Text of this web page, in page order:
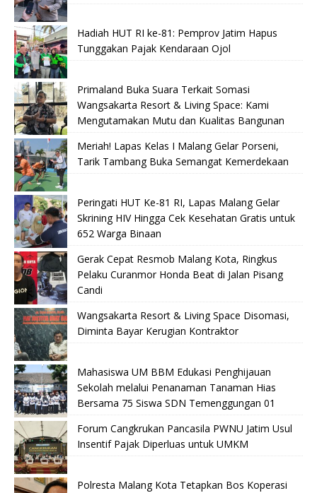
Hadiah HUT RI ke-81: Pemprov Jatim Hapus
Tunggakan Pajak Kendaraan Ojol
Primaland Buka Suara Terkait Somasi
Wangsakarta Resort & Living Space: Kami
Mengutamakan Mutu dan Kualitas Bangunan
Meriah! Lapas Kelas I Malang Gelar Porseni,
Tarik Tambang Buka Semangat Kemerdekaan
Peringati HUT Ke-81 RI, Lapas Malang Gelar
Skrining HIV Hingga Cek Kesehatan Gratis untuk
652 Warga Binaan
Gerak Cepat Resmob Malang Kota, Ringkus
Pelaku Curanmor Honda Beat di Jalan Pisang
Candi
Wangsakarta Resort & Living Space Disomasi,
Diminta Bayar Kerugian Kontraktor
Mahasiswa UM BBM Edukasi Penghijauan
Sekolah melalui Penanaman Tanaman Hias
Bersama 75 Siswa SDN Temenggungan 01
Forum Cangkrukan Pancasila PWNU Jatim Usul
Insentif Pajak Diperluas untuk UMKM
Polresta Malang Kota Tetapkan Bos Koperasi